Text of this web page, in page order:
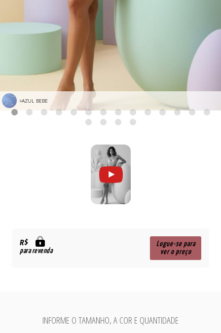
>AZUL BEBE
R$
para revenda
Logue-se para
ver o preço
INFORME O TAMANHO, A COR E QUANTIDADE